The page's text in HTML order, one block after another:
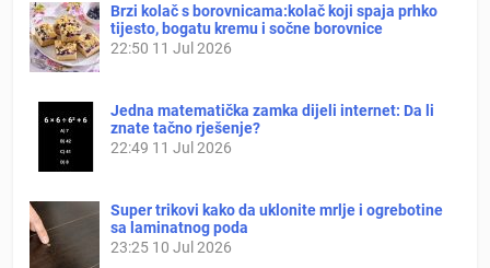
Brzi kolač s borovnicama:kolač koji spaja prhko
tijesto, bogatu kremu i sočne borovnice
22:50 11 Jul 2026
Jedna matematička zamka dijeli internet: Da li
znate tačno rješenje?
22:49 11 Jul 2026
Super trikovi kako da uklonite mrlje i ogrebotine
sa laminatnog poda
23:25 10 Jul 2026